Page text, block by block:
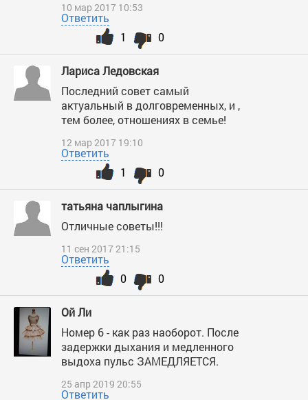
10 мар 2017 10:53
Ответить
0
1
Лариса Ледовская
Последний совет самый
актуальный в долговременных, и ,
тем более, отношениях в семье!
12 мар 2017 19:10
Ответить
0
1
татьяна чаплыгина
Отличные советы!!!
11 сен 2017 21:15
Ответить
0
0
Ой Ли
Номер 6 - как раз наоборот. После
задержки дыхания и медленного
выдоха пульс ЗАМЕДЛЯЕТСЯ.
25 апр 2019 20:55
Ответить